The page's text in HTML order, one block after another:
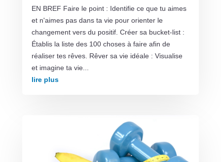
EN BREF Faire le point : Identifie ce que tu aimes
et n'aimes pas dans ta vie pour orienter le
changement vers du positif. Créer sa bucket-list :
Établis la liste des 100 choses à faire afin de
réaliser tes rêves. Rêver sa vie idéale : Visualise
et imagine ta vie...
lire plus